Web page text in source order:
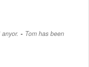
- Tom has been